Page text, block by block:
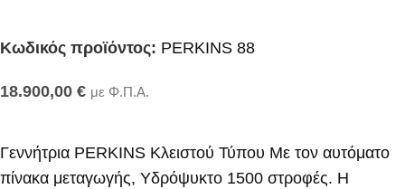
Κωδικός προϊόντος: PERKINS 88
18.900,00 € με Φ.Π.Α.
Γεννήτρια PERKINS Κλειστού Τύπου Με τον αυτόματο
πίνακα μεταγωγής, Υδρόψυκτο 1500 στροφές. Η